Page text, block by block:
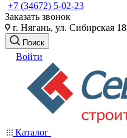
+7 (34672) 5-02-23
Заказать звонок
г. Нягань, ул. Сибирская
Поиск
Войти
Каталог